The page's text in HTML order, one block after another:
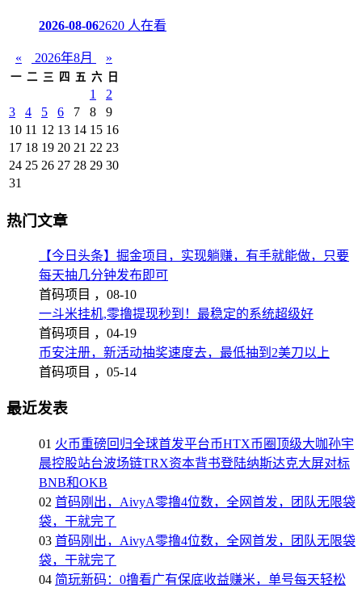
2026-08-062620 人在看
« 2026年8月 »
一 二 三 四 五 六 日
1
2
3
4 5 6 7 8
9
10 11 12 13 14 15 16
17 18 19 20 21 22 23
24 25 26 27 28 29 30
31
热门文章
【今日头条】掘金项目，实现躺赚，有手就能做，只要
每天抽几分钟发布即可
首码项目 ， 08-10
一斗米挂机,零撸提现秒到！最稳定的系统超级好
首码项目 ， 04-19
币安注册，新活动抽奖速度去，最低抽到2美刀以上
首码项目 ， 05-14
最近发表
01 火币重磅回归全球首发平台币HTX币圈顶级大咖孙宇
晨控股站台波场链TRX资本背书登陆纳斯达克大屏对标
BNB和OKB
02 首码刚出，AivyA零撸4位数，全网首发，团队无限袋
袋，干就完了
03 首码刚出，AivyA零撸4位数，全网首发，团队无限袋
袋，干就完了
04 简玩新码：0撸看广有保底收益赚米，单号每天轻松